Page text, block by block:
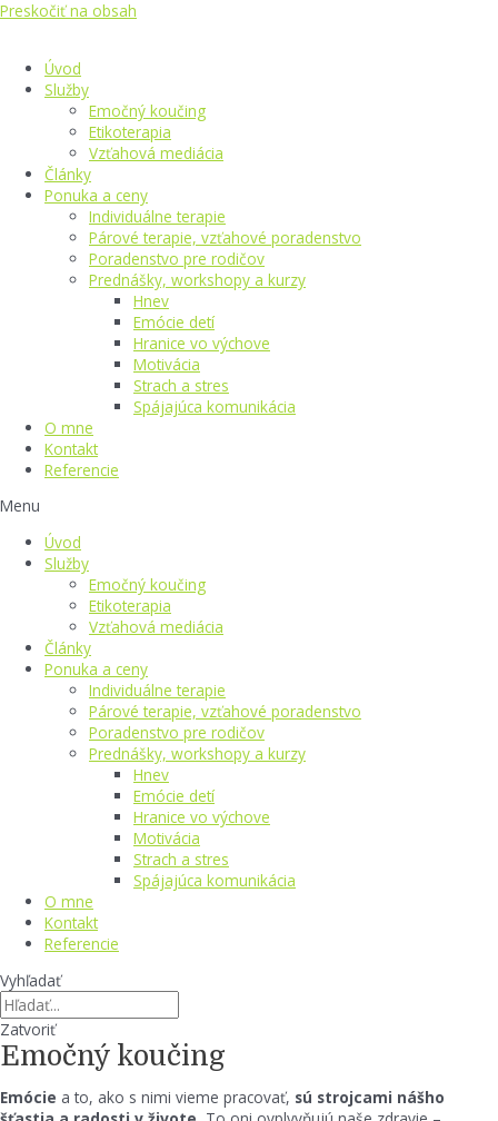
Preskočiť na obsah
Úvod
Služby
Emočný koučing
Etikoterapia
Vzťahová mediácia
Články
Ponuka a ceny
Individuálne terapie
Párové terapie, vzťahové poradenstvo
Poradenstvo pre rodičov
Prednášky, workshopy a kurzy
Hnev
Emócie detí
Hranice vo výchove
Motivácia
Strach a stres
Spájajúca komunikácia
O mne
Kontakt
Referencie
Menu
Úvod
Služby
Emočný koučing
Etikoterapia
Vzťahová mediácia
Články
Ponuka a ceny
Individuálne terapie
Párové terapie, vzťahové poradenstvo
Poradenstvo pre rodičov
Prednášky, workshopy a kurzy
Hnev
Emócie detí
Hranice vo výchove
Motivácia
Strach a stres
Spájajúca komunikácia
O mne
Kontakt
Referencie
Vyhľadať
Zatvoriť
Emočný koučing
Emócie a to, ako s nimi vieme pracovať, sú strojcami nášho